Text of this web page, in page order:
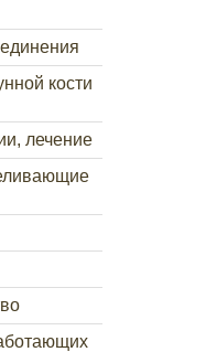
кости
лечение